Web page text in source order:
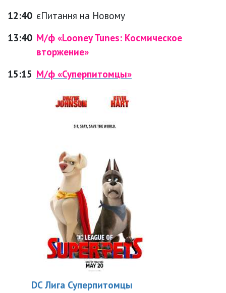
12:40 єПитання на Новому
13:40 М/ф «Looney Tunes: Космическое
вторжение»
15:15 М/ф «Суперпитомцы»
DC Лига Суперпитомцы